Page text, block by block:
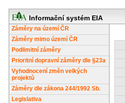
Informační systém EIA
Záměry na území ČR
Záměry mimo území ČR
Podlimitní záměry
Prioritní dopravní záměry dle §23a
Vyhodnocení změn velkých
projektů
Záměry dle zákona 244/1992 Sb.
Legislativa